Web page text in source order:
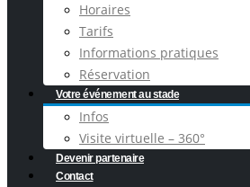
Horaires
Tarifs
Informations pratiques
Réservation
Votre événement au stade
Infos
Visite virtuelle – 360°
Devenir partenaire
Contact